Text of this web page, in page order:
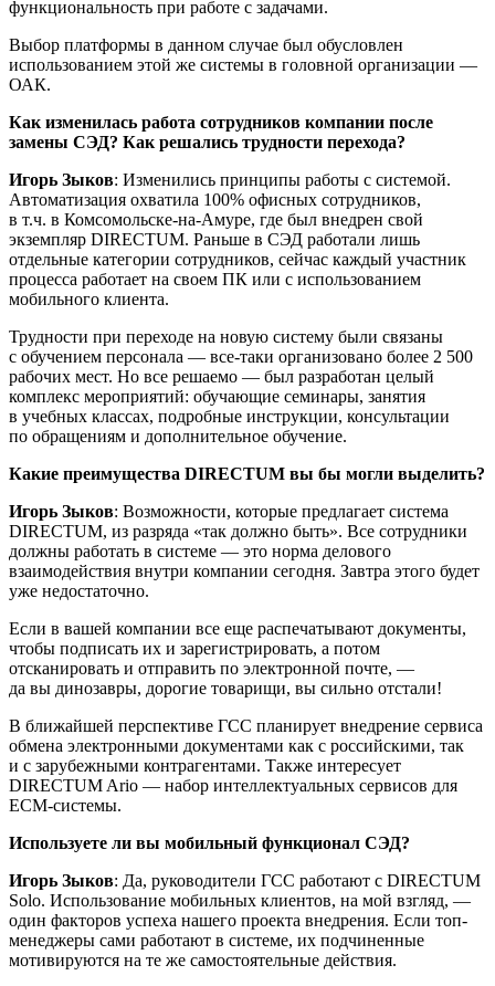
функциональность при работе с задачами.
Выбор платформы в данном случае был обусловлен
использованием этой же системы в головной организации —
ОАК.
Как изменилась работа сотрудников компании после
замены СЭД? Как решались трудности перехода?
Игорь Зыков: Изменились принципы работы с системой.
Автоматизация охватила 100% офисных сотрудников,
в т.ч. в Комсомольске-на-Амуре, где был внедрен свой
экземпляр DIRECTUM. Раньше в СЭД работали лишь
отдельные категории сотрудников, сейчас каждый участник
процесса работает на своем ПК или с использованием
мобильного клиента.
Трудности при переходе на новую систему были связаны
с обучением персонала — все-таки организовано более 2 500
рабочих мест. Но все решаемо — был разработан целый
комплекс мероприятий: обучающие семинары, занятия
в учебных классах, подробные инструкции, консультации
по обращениям и дополнительное обучение.
Какие преимущества DIRECTUM вы бы могли выделить?
Игорь Зыков: Возможности, которые предлагает система
DIRECTUM, из разряда «так должно быть». Все сотрудники
должны работать в системе — это норма делового
взаимодействия внутри компании сегодня. Завтра этого будет
уже недостаточно.
Если в вашей компании все еще распечатывают документы,
чтобы подписать их и зарегистрировать, а потом
отсканировать и отправить по электронной почте, —
да вы динозавры, дорогие товарищи, вы сильно отстали!
В ближайшей перспективе ГСС планирует внедрение сервиса
обмена электронными документами как с российскими, так
и с зарубежными контрагентами. Также интересует
DIRECTUM Ario — набор интеллектуальных сервисов для
ECM-системы.
Используете ли вы мобильный функционал СЭД?
Игорь Зыков: Да, руководители ГСС работают с DIRECTUM
Solo. Использование мобильных клиентов, на мой взгляд, —
один факторов успеха нашего проекта внедрения. Если топ-
менеджеры сами работают в системе, их подчиненные
мотивируются на те же самостоятельные действия.